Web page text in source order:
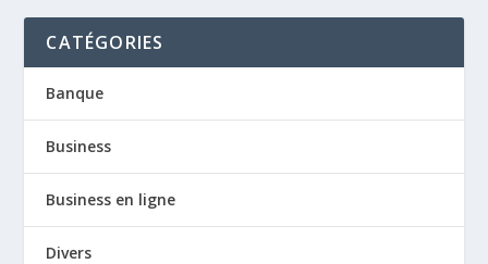
CATÉGORIES
Banque
Business
Business en ligne
Divers